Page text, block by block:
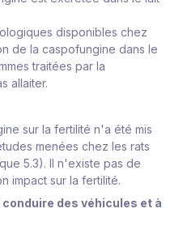
disponibles chez
de la caspofungine dans le
traitées par la
allaiter.
sur la fertilité n'a été mis
menées chez les rats
5.3). Il n'existe pas de
impact sur la fertilité.
des véhicules et à